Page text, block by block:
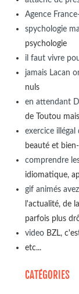
Agence
spychologie
psychologie
il faut vivre
jamais Lacan
nuls
en attendant
de Toutou
exercice
beauté et
comprendre
idiomatique,
gif animés
l'actualité, de
parfois plus
videoBZL,
etc...
CATÉGORIES